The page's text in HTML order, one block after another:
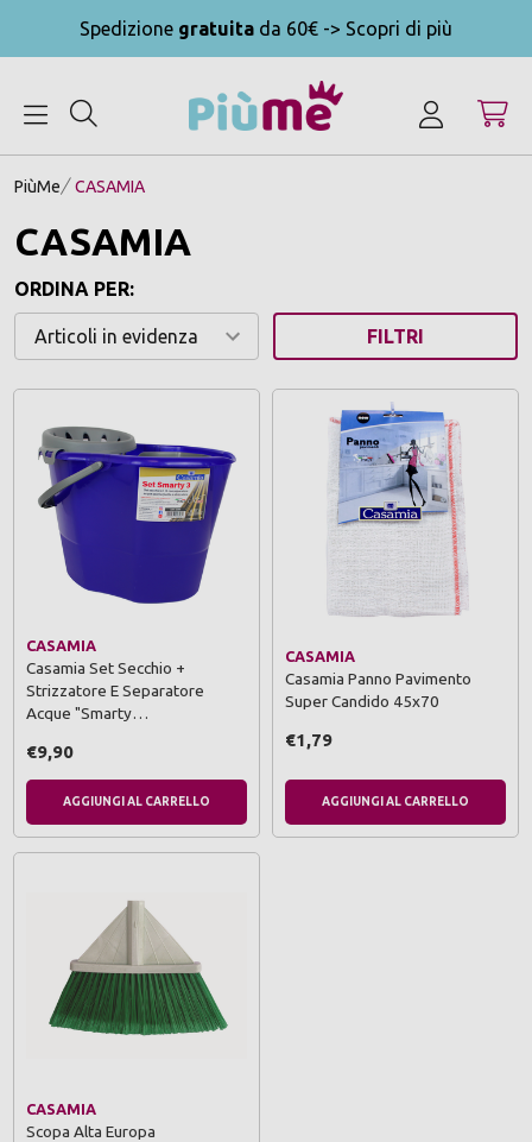
Spedizione gratuita da 60€ -> Scopri di più
PiùMe CASAMIA
CASAMIA
ORDINA PER:
FILTRI
CASAMIA
Casamia Set Secchio +
Strizzatore E Separatore
Acque "Smarty…
€9,90
AGGIUNGI AL CARRELLO
CASAMIA
Casamia Panno Pavimento
Super Candido 45x70
€1,79
AGGIUNGI AL CARRELLO
CASAMIA
Scopa Alta Europa